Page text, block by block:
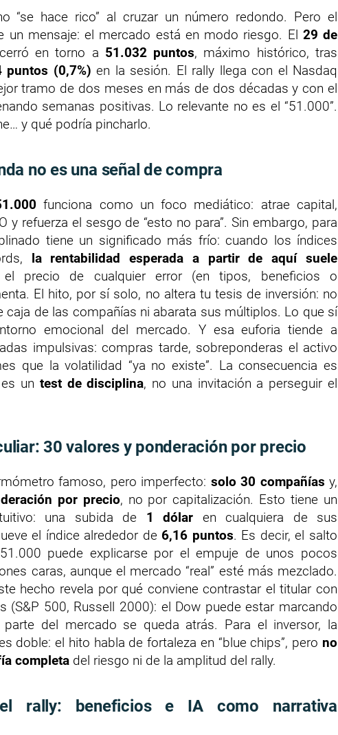
“se hace rico” al cruzar un número redondo. Pero el
un mensaje: el mercado está en modo riesgo. El 29 de
en torno a 51.032 puntos, máximo histórico, tras
puntos (0,7%) en la sesión. El rally llega con el Nasdaq
tramo de dos meses en más de dos décadas y con el
semanas positivas. Lo relevante no es el “51.000”.
y qué podría pincharlo.
no es una señal de compra
funciona como un foco mediático: atrae capital,
y refuerza el sesgo de “esto no para”. Sin embargo, para
tiene un significado más frío: cuando los índices
la rentabilidad esperada a partir de aquí suele
precio de cualquier error (en tipos, beneficios o
El hito, por sí solo, no altera tu tesis de inversión: no
caja de las compañías ni abarata sus múltiplos. Lo que sí
emocional del mercado. Y esa euforia tiende a
impulsivas: compras tarde, sobreponderas el activo
que la volatilidad “ya no existe”. La consecuencia es
un test de disciplina, no una invitación a perseguir el
30 valores y ponderación por precio
famoso, pero imperfecto: solo 30 compañías y,
por precio, no por capitalización. Esto tiene un
una subida de 1 dólar en cualquiera de sus
el índice alrededor de 6,16 puntos. Es decir, el salto
puede explicarse por el empuje de unos pocos
caras, aunque el mercado “real” esté más mezclado.
hecho revela por qué conviene contrastar el titular con
(S&P 500, Russell 2000): el Dow puede estar marcando
parte del mercado se queda atrás. Para el inversor, la
doble: el hito habla de fortaleza en “blue chips”, pero no
completa del riesgo ni de la amplitud del rally.
rally: beneficios e IA como narrativa